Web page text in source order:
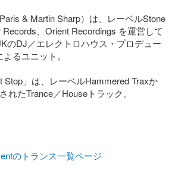
& Martin Sharp）は、レーベルStone
、Orient Recordings を運営して
のDJ／エレクトロハウス・プロデュー
るユニット。
Stop」は、レーベルHammered Traxか
れたTrance／Houseトラック。
のトランス一覧ページ